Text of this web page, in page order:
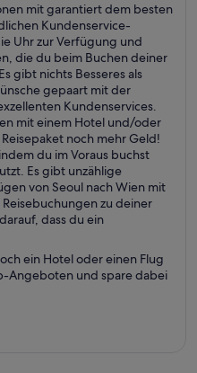
mit garantiert dem besten
Kundenservice-
Uhr zur Verfügung und
die du beim Buchen deiner
gibt nichts Besseres als
gepaart mit der
Kundenservices.
mit einem Hotel und/oder
noch mehr Geld!
du im Voraus buchst
Es gibt unzählige
von Seoul nach Wien mit
zu deiner
dass du ein
ein Hotel oder einen Flug
Angeboten und spare dabei